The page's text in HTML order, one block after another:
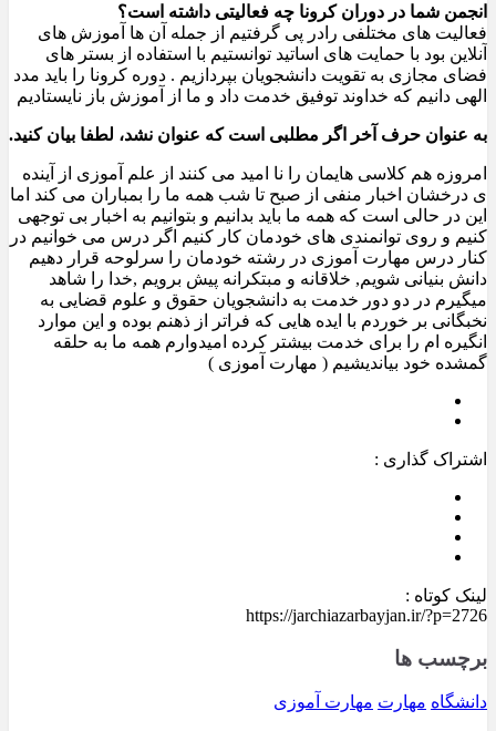
انجمن شما در دوران کرونا چه فعالیتی داشته است؟
فعالیت های مختلفی رادر پی گرفتیم از جمله آن ها آموزش های
آنلاین بود با حمایت های اساتید توانستیم با استفاده از بستر های
فضای مجازی به تقویت دانشجویان بپردازیم . دوره کرونا را باید مدد
الهی دانیم که خداوند توفیق خدمت داد و ما از آموزش باز نایستادیم
به عنوان حرف آخر اگر مطلبی است که عنوان نشد، لطفا بیان کنید.
امروزه هم کلاسی هایمان را نا امید می کنند از علم آموزی از آینده
ی درخشان اخبار منفی از صبح تا شب همه ما را بمباران می کند اما
این در حالی است که همه ما باید بدانیم و بتوانیم به اخبار بی توجهی
کنیم و روی توانمندی های خودمان کار کنیم اگر درس می خوانیم در
کنار درس مهارت آموزی در رشته خودمان را سرلوحه قرار دهیم
دانش بنیانی شویم, خلاقانه و مبتکرانه پیش برویم ,خدا را شاهد
میگیرم در دو دور خدمت به دانشجویان حقوق و علوم قضایی به
نخبگانی بر خوردم با ایده هایی که فراتر از ذهنم بوده و این موارد
انگیره ام را برای خدمت بیشتر کرده امیدوارم همه ما به حلقه
گمشده خود بیاندیشیم ( مهارت آموزی )
اشتراک گذاری :
لینک کوتاه :
https://jarchiazarbayjan.ir/?p=2726
برچسب ها
دانشگاه مهارت مهارت آموزی